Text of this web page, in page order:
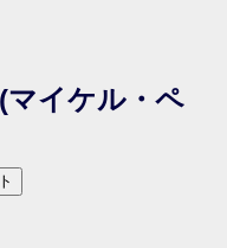
(マイケル・ペ